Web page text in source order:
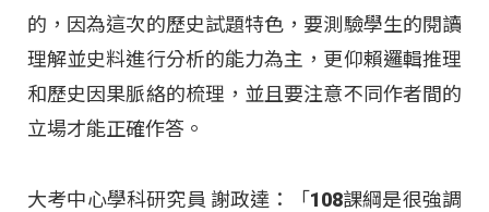
的，因為這次的歷史試題特色，要測驗學生的閱讀
理解並史料進行分析的能力為主，更仰賴邏輯推理
和歷史因果脈絡的梳理，並且要注意不同作者間的
立場才能正確作答。
大考中心學科研究員 謝政達：「108課綱是很強調